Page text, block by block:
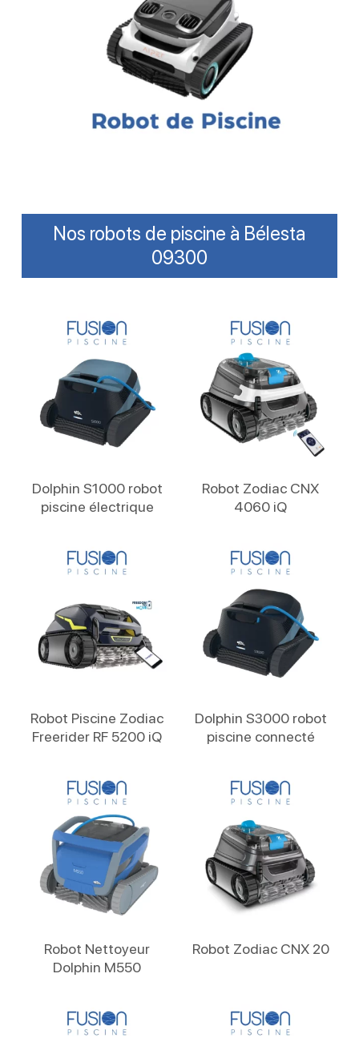
Nos robots de piscine à Bélesta
09300
Dolphin S1000 robot
piscine électrique
Robot Zodiac CNX
4060 iQ
Robot Piscine Zodiac
Freerider RF 5200 iQ
Dolphin S3000 robot
piscine connecté
Robot Nettoyeur
Dolphin M550
Robot Zodiac CNX 20